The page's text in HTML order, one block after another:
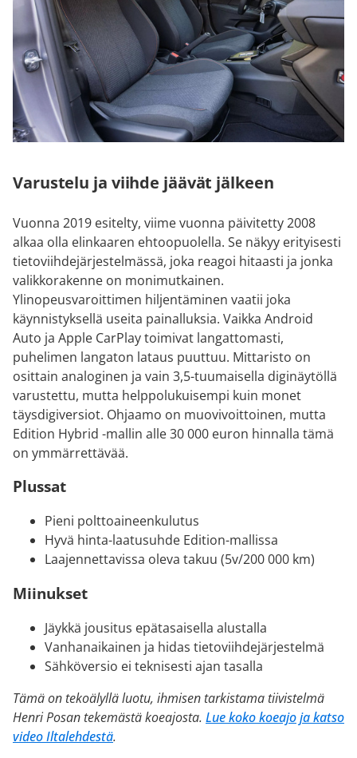
Varustelu ja viihde jäävät jälkeen
Vuonna 2019 esitelty, viime vuonna päivitetty 2008
alkaa olla elinkaaren ehtoopuolella. Se näkyy erityisesti
tietoviihdejärjestelmässä, joka reagoi hitaasti ja jonka
valikkorakenne on monimutkainen.
Ylinopeusvaroittimen hiljentäminen vaatii joka
käynnistyksellä useita painalluksia. Vaikka Android
Auto ja Apple CarPlay toimivat langattomasti,
puhelimen langaton lataus puuttuu. Mittaristo on
osittain analoginen ja vain 3,5-tuumaisella diginäytöllä
varustettu, mutta helppolukuisempi kuin monet
täysdigiversiot. Ohjaamo on muovivoittoinen, mutta
Edition Hybrid -mallin alle 30 000 euron hinnalla tämä
on ymmärrettävää.
Plussat
Pieni polttoaineenkulutus
Hyvä hinta-laatusuhde Edition-mallissa
Laajennettavissa oleva takuu (5v/200 000 km)
Miinukset
Jäykkä jousitus epätasaisella alustalla
Vanhanaikainen ja hidas tietoviihdejärjestelmä
Sähköversio ei teknisesti ajan tasalla
Tämä on tekoälyllä luotu, ihmisen tarkistama tiivistelmä
Henri Posan tekemästä koeajosta. Lue koko koeajo ja katso
video Iltalehdestä.